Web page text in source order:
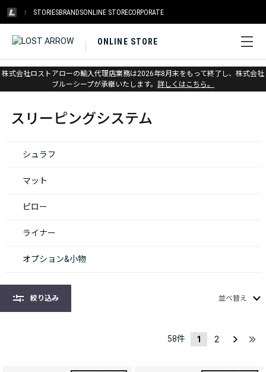
STORIESBRANDSONLINE STORECORPORATE
ONLINE STORE
株式会社ロストアローの輸入代理店業務は2026年8月末をもって終了し、株式会社
ブルーシープが承継いたします。 詳しくはこちら。
ホーム > スリーピングシステム
スリーピングシステム
絞り込み 並べ替え
58件 1 2
シュラフ
マット
ピロー
ライナー
オプション&小物